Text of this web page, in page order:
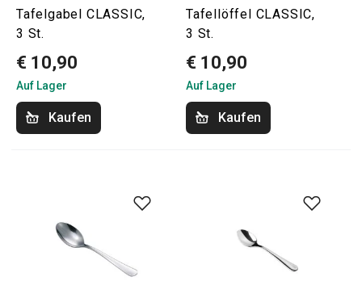
Tafelgabel CLASSIC,
3 St.
€ 10,90
Auf Lager
Kaufen
Tafellöffel CLASSIC,
3 St.
€ 10,90
Auf Lager
Kaufen